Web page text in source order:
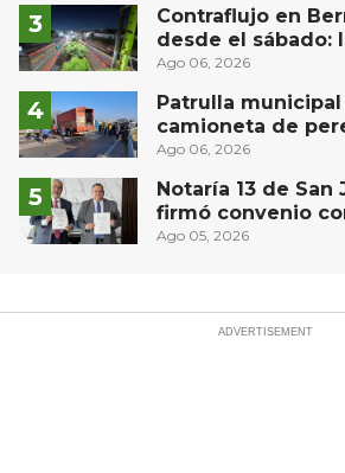
Contraflujo en
desde el sábado:
compleja del
Ago 06, 2026
Patrulla
camioneta de
en la autopista
Ago 06, 2026
Notaría 13 de San
firmó convenio
Privada del Bajío
Ago 05, 2026